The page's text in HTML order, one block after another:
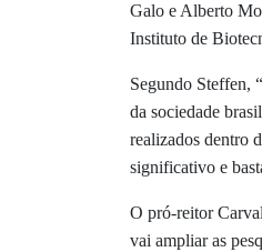
Galo e Alberto
Instituto de
Segundo Steffen,
da sociedade
realizados dentro
significativo e
O pró-reitor
vai ampliar as